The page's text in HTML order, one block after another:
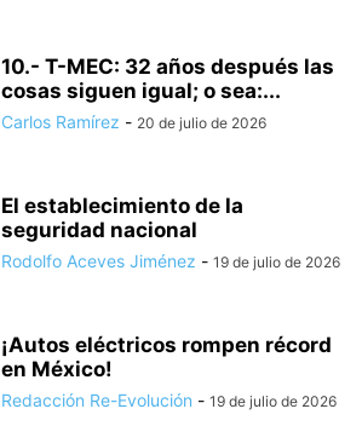
10.- T-MEC: 32 años después las
cosas siguen igual; o sea:...
Carlos Ramírez - 20 de julio de 2026
El establecimiento de la
seguridad nacional
Rodolfo Aceves Jiménez - 19 de julio de 2026
¡Autos eléctricos rompen récord
en México!
Redacción Re-Evolución - 19 de julio de 2026